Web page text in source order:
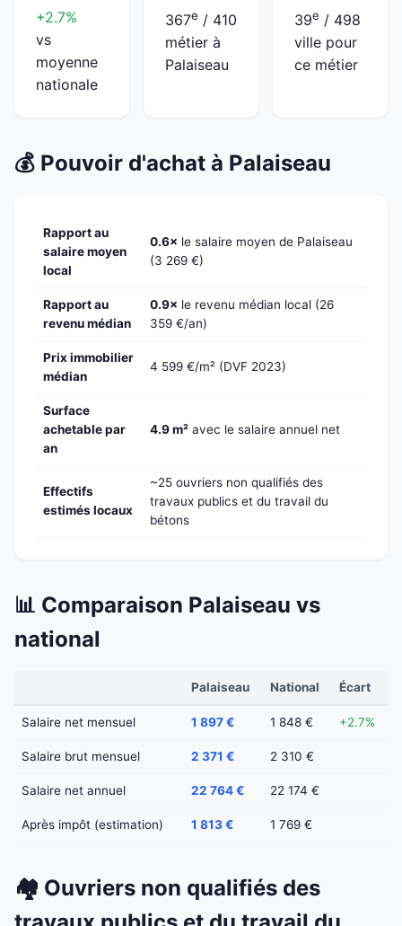
+2.7%
vs
moyenne
nationale
367e / 410
métier à
Palaiseau
39e / 498
ville pour
ce métier
💰 Pouvoir d'achat à Palaiseau
Rapport au
salaire moyen
local
0.6× le salaire moyen de Palaiseau
(3 269 €)
Rapport au
revenu médian
0.9× le revenu médian local (26
359 €/an)
Prix immobilier
médian
4 599 €/m² (DVF 2023)
Surface
achetable par
an
4.9 m² avec le salaire annuel net
Effectifs
estimés locaux
~25 ouvriers non qualifiés des
travaux publics et du travail du
bétons
📊 Comparaison Palaiseau vs
national
Palaiseau National Écart
Salaire net mensuel 1 897 € 1 848 € +2.7%
Salaire brut mensuel 2 371 € 2 310 €
Salaire net annuel 22 764 € 22 174 €
Après impôt (estimation) 1 813 € 1 769 €
🏘️ Ouvriers non qualifiés des